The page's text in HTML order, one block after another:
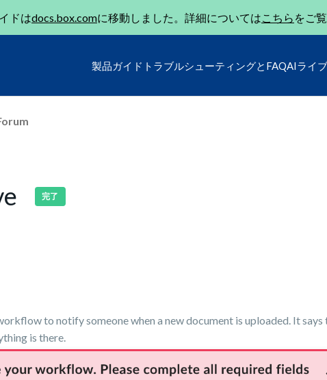
ドはdocs.box.comに移動しました。詳細についてはこちら をご
製品ガイド トラブルシューティングとFAQAIライ
完了
to notify someone when a new document is uploaded. It
is there.